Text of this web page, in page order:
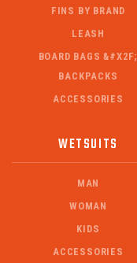
FINS BY BRAND
LEASH
BOARD BAGS &#X2F;
BACKPACKS
ACCESSORIES
WETSUITS
MAN
WOMAN
KIDS
ACCESSORIES